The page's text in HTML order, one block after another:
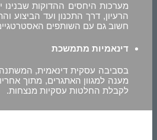
מערכות היחסים ההדוקות
הרעיון, דרך התכנון ועד
חשוב גם עם השותפים
דינאמיות מתמשכת
בסביבה עסקית דינאמית, המשתנה
מענה למגוון האתגרים, מתוך
לקבלת החלטות עסקיות מנצחות.